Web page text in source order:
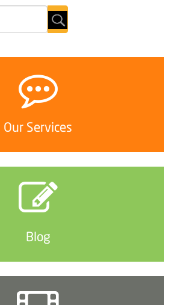
Our Services
Blog